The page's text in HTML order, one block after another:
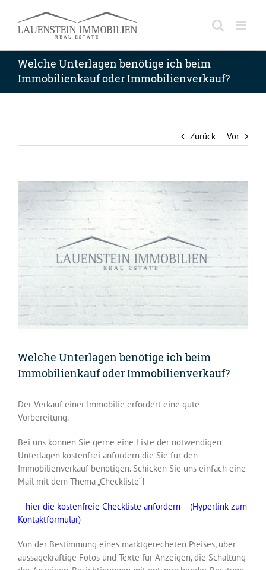
content
Welche Unterlagen benötige ich beim
Immobilienkauf oder Immobilienverkauf?
Zurück Vor
Zeige
grösseres
Bild
Welche Unterlagen benötige ich beim
Immobilienkauf oder Immobilienverkauf?
Der Verkauf einer Immobilie erfordert eine gute
Vorbereitung.
Bei uns können Sie gerne eine Liste der notwendigen
Unterlagen kostenfrei anfordern die Sie für den
Immobilienverkauf benötigen. Schicken Sie uns einfach eine
Mail mit dem Thema „Checkliste“!
– hier die kostenfreie Checkliste anfordern – (Hyperlink zum
Kontaktformular)
Von der Bestimmung eines marktgerecheten Preises, über
aussagekräftige Fotos und Texte für Anzeigen, die Schaltung